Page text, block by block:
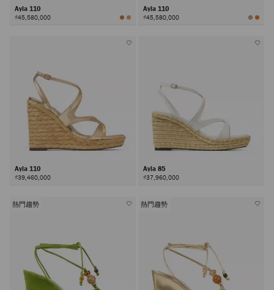
Ayla 110
₫45,580,000
Ayla 110
₫45,580,000
Ayla 110
₫39,460,000
Ayla 85
₫37,960,000
熱門趨勢 熱門趨勢